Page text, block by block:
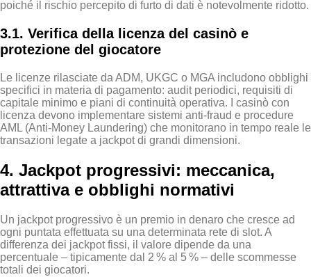
poiché il rischio percepito di furto di dati è notevolmente ridotto.
3.1. Verifica della licenza del casinò e
protezione del giocatore
Le licenze rilasciate da ADM, UKGC o MGA includono obblighi
specifici in materia di pagamento: audit periodici, requisiti di
capitale minimo e piani di continuità operativa. I casinò con
licenza devono implementare sistemi anti‑fraud e procedure
AML (Anti‑Money Laundering) che monitorano in tempo reale le
transazioni legate a jackpot di grandi dimensioni.
4. Jackpot progressivi: meccanica,
attrattiva e obblighi normativi
Un jackpot progressivo è un premio in denaro che cresce ad
ogni puntata effettuata su una determinata rete di slot. A
differenza dei jackpot fissi, il valore dipende da una
percentuale – tipicamente dal 2 % al 5 % – delle scommesse
totali dei giocatori.